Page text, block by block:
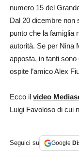
numero 15 del
Dal 20 dicembre non
punto che la famiglia
autorità. Se per Nina
apposta, in tanti
ospite l’amico Alex
Ecco il video
Luigi Favoloso di cui
Seguici su Google